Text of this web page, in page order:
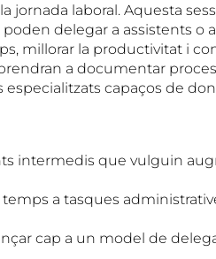
laboral. Aquesta
delegar a assistents o
millorar la productivitat i
a documentar
capaços de
intermedis que vulguin
a tasques
cap a un model de